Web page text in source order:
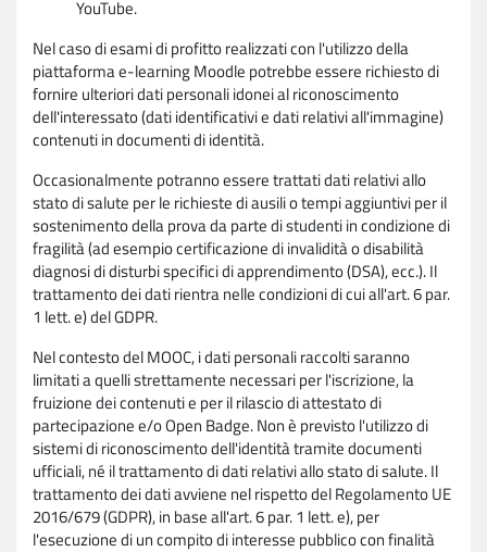
YouTube.
Nel caso di esami di profitto realizzati con l'utilizzo della
piattaforma e-learning Moodle potrebbe essere richiesto di
fornire ulteriori dati personali idonei al riconoscimento
dell'interessato (dati identificativi e dati relativi all'immagine)
contenuti in documenti di identità.
Occasionalmente potranno essere trattati dati relativi allo
stato di salute per le richieste di ausili o tempi aggiuntivi per il
sostenimento della prova da parte di studenti in condizione di
fragilità (ad esempio certificazione di invalidità o disabilità
diagnosi di disturbi specifici di apprendimento (DSA), ecc.). Il
trattamento dei dati rientra nelle condizioni di cui all'art. 6 par.
1 lett. e) del GDPR.
Nel contesto del MOOC, i dati personali raccolti saranno
limitati a quelli strettamente necessari per l'iscrizione, la
fruizione dei contenuti e per il rilascio di attestato di
partecipazione e/o Open Badge. Non è previsto l'utilizzo di
sistemi di riconoscimento dell'identità tramite documenti
ufficiali, né il trattamento di dati relativi allo stato di salute. Il
trattamento dei dati avviene nel rispetto del Regolamento UE
2016/679 (GDPR), in base all'art. 6 par. 1 lett. e), per
l'esecuzione di un compito di interesse pubblico con finalità